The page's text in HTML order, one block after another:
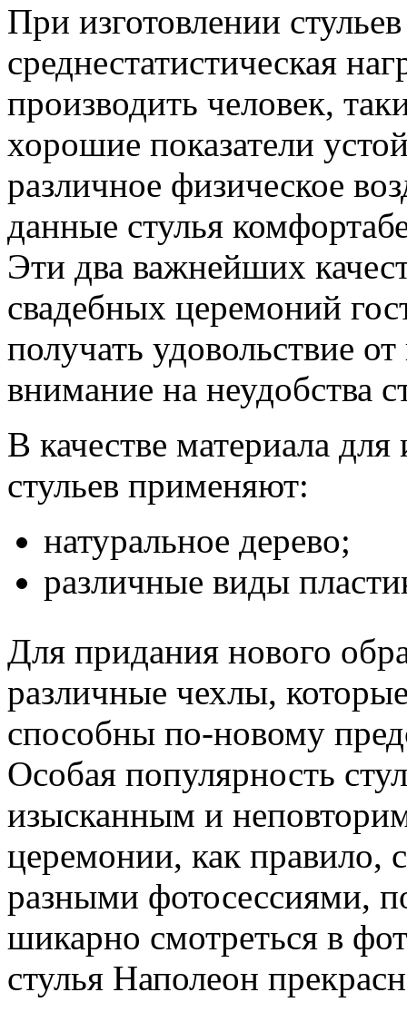
При изготовлении
среднестатистическая
производить человек,
хорошие показатели
различное физическое
данные стулья
Эти два важнейших
свадебных церемоний
получать удовольствие
внимание на неудобства
В качестве материала
стульев применяют:
натуральное дерево;
различные виды
Для придания нового
различные чехлы,
способны по-новому
Особая популярность
изысканным и
церемонии, как правило,
разными фотосессиями,
шикарно смотреться в
стулья Наполеон